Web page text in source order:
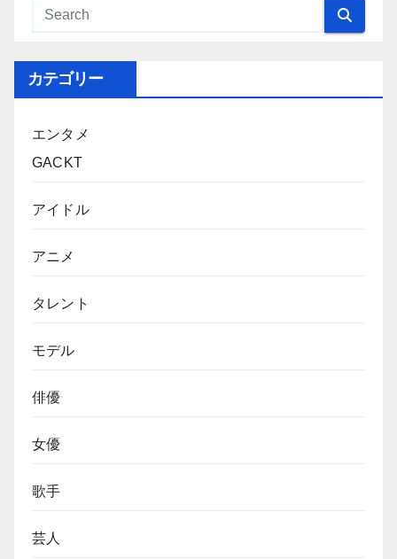
り
カテゴリー
エンタメ
GACKT
アイドル
アニメ
タレント
モデル
俳優
女優
歌手
芸人